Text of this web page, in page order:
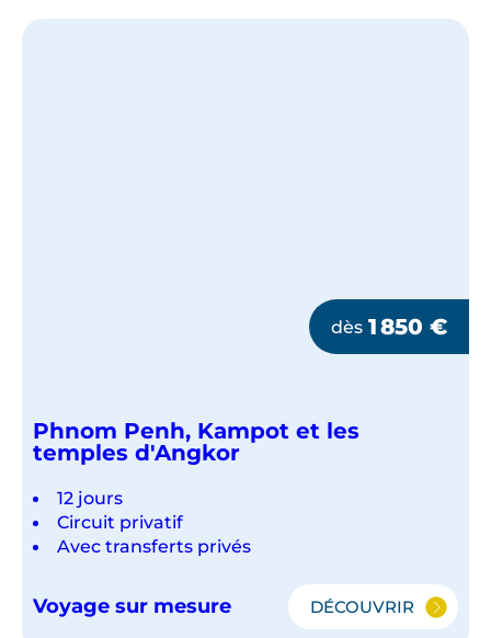
dès 1 850 €
Phnom Penh, Kampot et les
temples d'Angkor
12 jours
Circuit privatif
Avec transferts privés
Voyage sur mesure DÉCOUVRIR
PHNOM